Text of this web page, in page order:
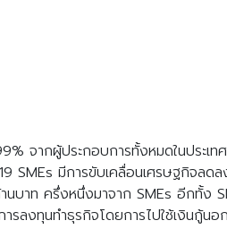
จากผู้ประกอบการทั้งหมดในประเ
SMEs มีการขับเคลื่อนเศรษฐกิจล
บาท ครึ่งหนึ่งมาจาก SMEs อีกทั้ง
ารลงทุนทำธุรกิจโดยการไปใช้เงินกู้น